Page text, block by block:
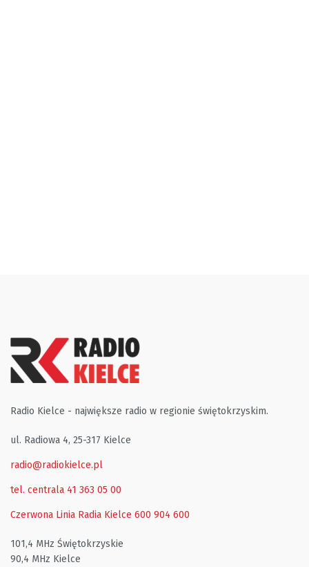
Radio Kielce - największe radio w regionie świętokrzyskim.
ul. Radiowa 4, 25-317 Kielce
radio@radiokielce.pl
tel. centrala 41 363 05 00
Czerwona Linia Radia Kielce 600 904 600
101,4 MHz Świętokrzyskie
90,4 MHz Kielce